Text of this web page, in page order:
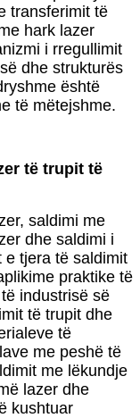
transferimit të
hark lazer
i rregullimit
dhe strukturës
është
të mëtejshme.
të trupit të
saldimi me
dhe saldimi i
e tjera të saldimit
praktike të
industrisë së
të trupit dhe
të
me peshë të
me lëkundje
lazer dhe
kushtuar